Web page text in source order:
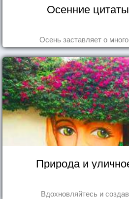
Осенние
Осень заставляет о
Природа и
Вдохновляйтесь и